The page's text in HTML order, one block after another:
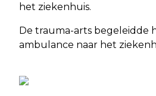
het ziekenhuis.
De trauma-arts begeleidde
ambulance naar het